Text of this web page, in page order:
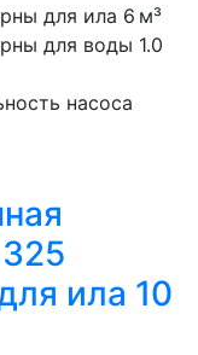
для ила 6 м³
для воды 1.0
насоса
ила 10